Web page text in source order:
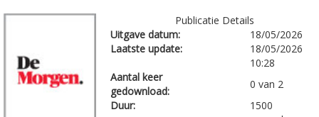
Publicatie Details
Uitgave datum:
18/05/2026
Laatste update:
18/05/2026
10:28
Aantal keer
gedownload:
0 van 2
Duur:
1500